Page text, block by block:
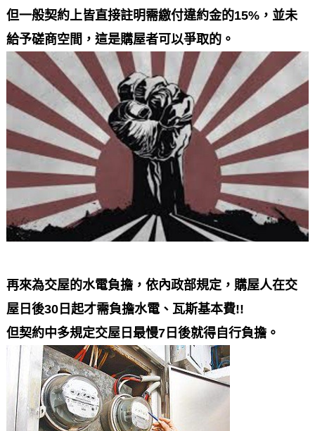
但一般契約上皆直接註明需繳付違約金的15%，並未
給予磋商空間，這是購屋者可以爭取的。
再來為交屋的水電負擔，依內政部規定，購屋人在交
屋日後30日起才需負擔水電、瓦斯基本費!!
但契約中多規定交屋日最慢7日後就得自行負擔。